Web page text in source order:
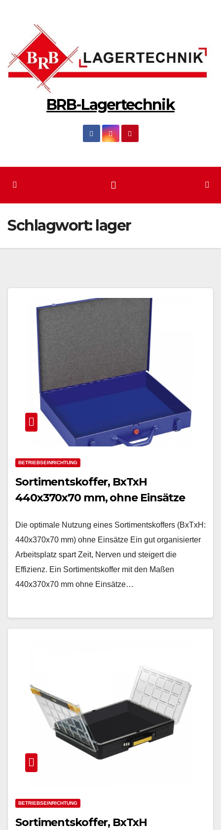
BRB-Lagertechnik
Schlagwort: lager
BETRIEBSEINRICHTUNG
Sortimentskoffer, BxTxH
440x370x70 mm, ohne Einsätze
Die optimale Nutzung eines Sortimentskoffers (BxTxH:
440x370x70 mm) ohne Einsätze Ein gut organisierter
Arbeitsplatz spart Zeit, Nerven und steigert die
Effizienz. Ein Sortimentskoffer mit den Maßen
440x370x70 mm ohne Einsätze…
BETRIEBSEINRICHTUNG
Sortimentskoffer, BxTxH